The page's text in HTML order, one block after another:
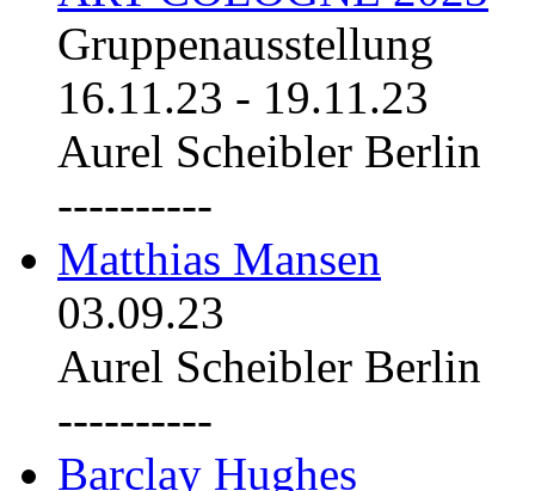
Gruppenausstellung
16.11.23 - 19.11.23
Aurel Scheibler Berlin
----------
Matthias Mansen
03.09.23
Aurel Scheibler Berlin
----------
Barclay Hughes